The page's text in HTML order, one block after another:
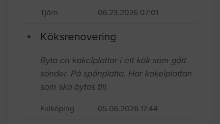
Tjörn 06.23.2026 07:01
Köksrenovering
Byta en kakelplattor i ett kök som gått
sönder. På spånplatta. Har kakelplattan
som ska bytas till.
Falköping 05.06.2026 17:44